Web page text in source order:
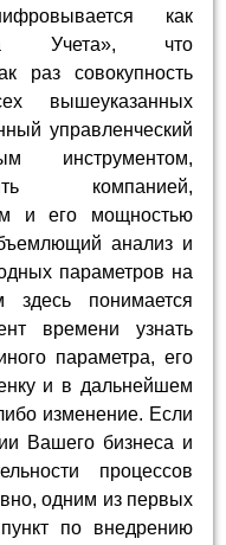
как
Учета», что
раз совокупность
вышеуказанных
управленческий
инструментом,
компанией,
и его мощностью
анализ и
параметров на
здесь понимается
времени узнать
параметра, его
и в дальнейшем
изменение. Если
Вашего бизнеса и
процессов
одним из первых
по внедрению